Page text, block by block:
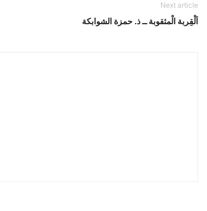
Next article
اَلْقِربة الْمثقوبة ــ ذ. حمزة الشوابكة